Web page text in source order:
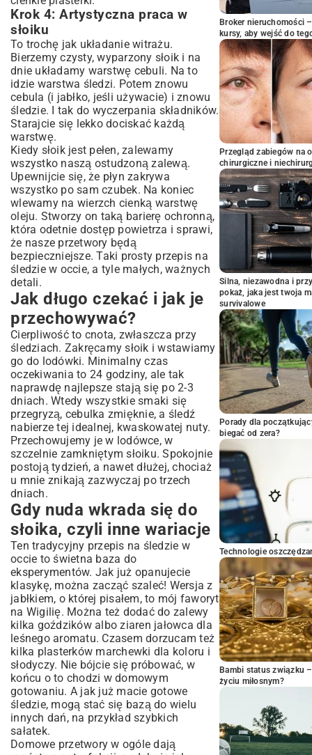
Krok 4: Artystyczna praca w
słoiku
To trochę jak układanie witrażu.
Bierzemy czysty, wyparzony słoik i na
dnie układamy warstwę cebuli. Na to
idzie warstwa śledzi. Potem znowu
cebula (i jabłko, jeśli używacie) i znowu
śledzie. I tak do wyczerpania składników.
Starajcie się lekko dociskać każdą
warstwę.
Kiedy słoik jest pełen, zalewamy
wszystko naszą ostudzoną zalewą.
Upewnijcie się, że płyn zakrywa
wszystko po sam czubek. Na koniec
wlewamy na wierzch cienką warstwę
oleju. Stworzy on taką barierę ochronną,
która odetnie dostęp powietrza i sprawi,
że nasze przetwory będą
bezpieczniejsze. Taki prosty przepis na
śledzie w occie, a tyle małych, ważnych
detali.
Jak długo czekać i jak je
przechowywać?
Cierpliwość to cnota, zwłaszcza przy
śledziach. Zakręcamy słoik i wstawiamy
go do lodówki. Minimalny czas
oczekiwania to 24 godziny, ale tak
naprawdę najlepsze stają się po 2-3
dniach. Wtedy wszystkie smaki się
przegryzą, cebulka zmięknie, a śledź
nabierze tej idealnej, kwaskowatej nuty.
Przechowujemy je w lodówce, w
szczelnie zamkniętym słoiku. Spokojnie
postoją tydzień, a nawet dłużej, chociaż
u mnie znikają zazwyczaj po trzech
dniach.
Gdy nuda wkrada się do
słoika, czyli inne wariacje
Ten tradycyjny przepis na śledzie w
occie to świetna baza do
eksperymentów. Jak już opanujecie
klasykę, można zacząć szaleć! Wersja z
jabłkiem, o której pisałem, to mój faworyt
na Wigilię. Można też dodać do zalewy
kilka goździków albo ziaren jałowca dla
leśnego aromatu. Czasem dorzucam też
kilka plasterków marchewki dla koloru i
słodyczy. Nie bójcie się próbować, w
końcu o to chodzi w domowym
gotowaniu. A jak już macie gotowe
śledzie, mogą stać się bazą do wielu
innych dań, na przykład szybkich
sałatek.
Domowe przetwory w ogóle dają
Broker nieruchomości
kursy, aby wejść do
Przegląd zabiegów na
chirurgiczne i
Silna, niezawodna i
pokaż, jaka jest twoja
survivalowe
Porady dla
biegać od zera?
Technologie
Bambi status związku
życiu miłosnym?